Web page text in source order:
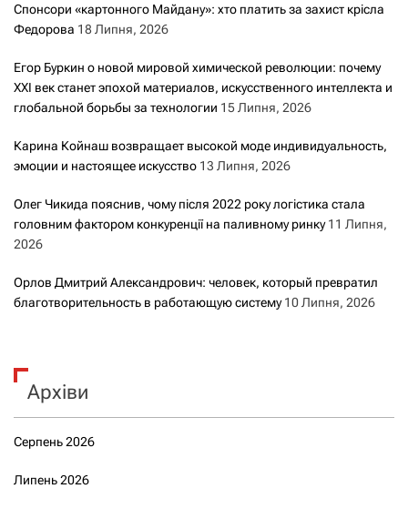
Спонсори «картонного Майдану»: хто платить за захист крісла
Федорова 18 Липня, 2026
Егор Буркин о новой мировой химической революции: почему
XXI век станет эпохой материалов, искусственного интеллекта и
глобальной борьбы за технологии 15 Липня, 2026
Карина Койнаш возвращает высокой моде индивидуальность,
эмоции и настоящее искусство 13 Липня, 2026
Олег Чикида пояснив, чому після 2022 року логістика стала
головним фактором конкуренції на паливному ринку 11 Липня,
2026
Орлов Дмитрий Александрович: человек, который превратил
благотворительность в работающую систему 10 Липня, 2026
Архіви
Серпень 2026
Липень 2026